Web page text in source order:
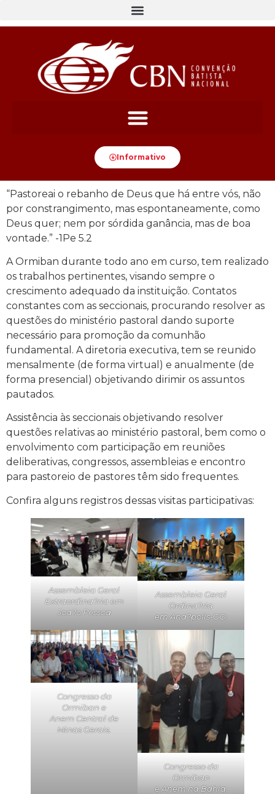
Informativo
“Pastoreai o rebanho de Deus que há entre vós, não
por constrangimento, mas espontaneamente, como
Deus quer; nem por sórdida ganância, mas de boa
vontade.” -1Pe 5.2
A Ormiban durante todo ano em curso, tem realizado
os trabalhos pertinentes, visando sempre o
crescimento adequado da instituição. Contatos
constantes com as seccionais, procurando resolver as
questões do ministério pastoral dando suporte
necessário para promoção da comunhão
fundamental. A diretoria executiva, tem se reunido
mensalmente (de forma virtual) e anualmente (de
forma presencial) objetivando dirimir os assuntos
pautados.
Assistência às seccionais objetivando resolver
questões relativas ao ministério pastoral, bem como o
envolvimento com participação em reuniões
deliberativas, congressos, assembleias e encontro
para pastoreio de pastores têm sido frequentes.
Confira alguns registros dessas visitas participativas:
Assembleia Geral
Extraordina?ria em
Joa?o Pessoa
Assembleia Geral
Ordina?ria
em Ana?polis-GO.
Congresso da
Ormiban e
Anem Central de
Minas Gerais.
Congresso da
Ormiban
e Anem na Bahia.